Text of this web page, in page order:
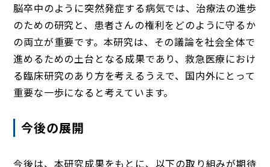
脳卒中のように突然発症する病気では、治療法の進歩
のための研究と、患者さんの権利をどのように守るか
の両立が重要です。本研究は、その議論を社会全体で
進めるための土台となる成果であり、救急医療におけ
る臨床研究のあり方を考えるうえで、国内外にとって
重要な一歩になると考えています。
今後の展開
今後は、本研究成果をもとに、以下の取り組みが期待